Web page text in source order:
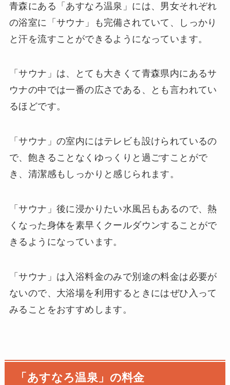
青森にある「あすなろ温泉」には、男女それぞれ
の浴室に「サウナ」も完備されていて、しっかり
と汗を流すことができるようになっています。
「サウナ」は、とても大きくて青森県内にあるサ
ウナの中では一番の広さである、とも言われてい
るほどです。
「サウナ」の室内にはテレビも設けられているの
で、飽きることなくゆっくりと過ごすことがで
き、清潔感もしっかりと感じられます。
「サウナ」後に浸かりたい水風呂もあるので、熱
くなった身体を素早くクールダウンすることがで
きるようになっています。
「サウナ」は入浴料金のみで別途の料金は必要が
ないので、大浴場を利用するときにはぜひ入って
みることをおすすめします。
「あすなろ温泉」の料金